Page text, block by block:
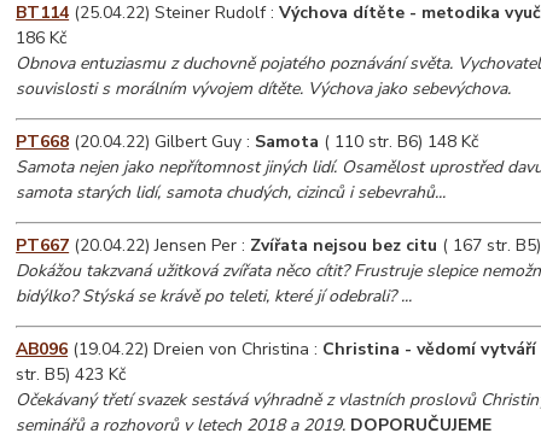
BT114 (25.04.22) Steiner Rudolf :Výchova dítěte - metodika
186 Kč
Obnova entuziasmu z duchovně pojatého poznávání světa.
souvislosti s morálním vývojem dítěte. Výchova jako sebevýchova.
PT668 (20.04.22) Gilbert Guy : Samota ( 110 str. B6) 148 Kč
Samota nejen jako nepřítomnost jiných lidí. Osamělost uprostřed
samota starých lidí, samota chudých, cizinců i sebevrahů...
PT667 (20.04.22) Jensen Per : Zvířata nejsou bez citu ( 167 str.
Dokážou takzvaná užitková zvířata něco cítit? Frustruje slepice
bidýlko? Stýská se krávě po teleti, které jí odebrali? ...
AB096 (19.04.22) Dreien von Christina : Christina - vědomí vytváří
str. B5) 423 Kč
Očekávaný třetí svazek sestává výhradně z vlastních proslovů
seminářů a rozhovorů v letech 2018 a 2019. DOPORUČUJEME